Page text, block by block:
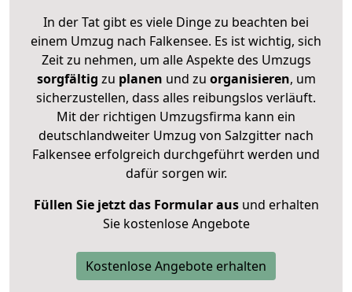
In der Tat gibt es viele Dinge zu beachten bei
einem Umzug nach Falkensee. Es ist wichtig, sich
Zeit zu nehmen, um alle Aspekte des Umzugs
sorgfältig zu planen und zu organisieren, um
sicherzustellen, dass alles reibungslos verläuft.
Mit der richtigen Umzugsfirma kann ein
deutschlandweiter Umzug von Salzgitter nach
Falkensee erfolgreich durchgeführt werden und
dafür sorgen wir.
Füllen Sie jetzt das Formular ausund erhalten
Sie kostenlose Angebote
Kostenlose Angebote erhalten